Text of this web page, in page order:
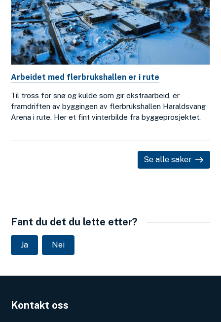
Arbeidet med flerbrukshallen er i rute
Til tross for snø og kulde som gir ekstraarbeid, er
framdriften av byggingen av flerbrukshallen Haraldsvang
Arena i rute. Her et fint vinterbilde fra byggeprosjektet.
Se alle saker
Fant du det du lette etter?
Ja Nei
Kontakt oss